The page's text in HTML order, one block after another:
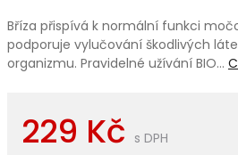
Bříza přispívá k normální funkci
podporuje vylučování škodlivých
organizmu. Pravidelné užívání BIO…
229 Kč s DPH